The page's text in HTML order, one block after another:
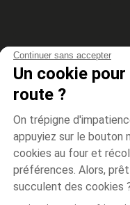
Continuer sans accepter
Un cookie pour
route ?
On trépigne
appuyiez sur le bouton
cookies au four et
préférences. Alors,
succulent des cookies